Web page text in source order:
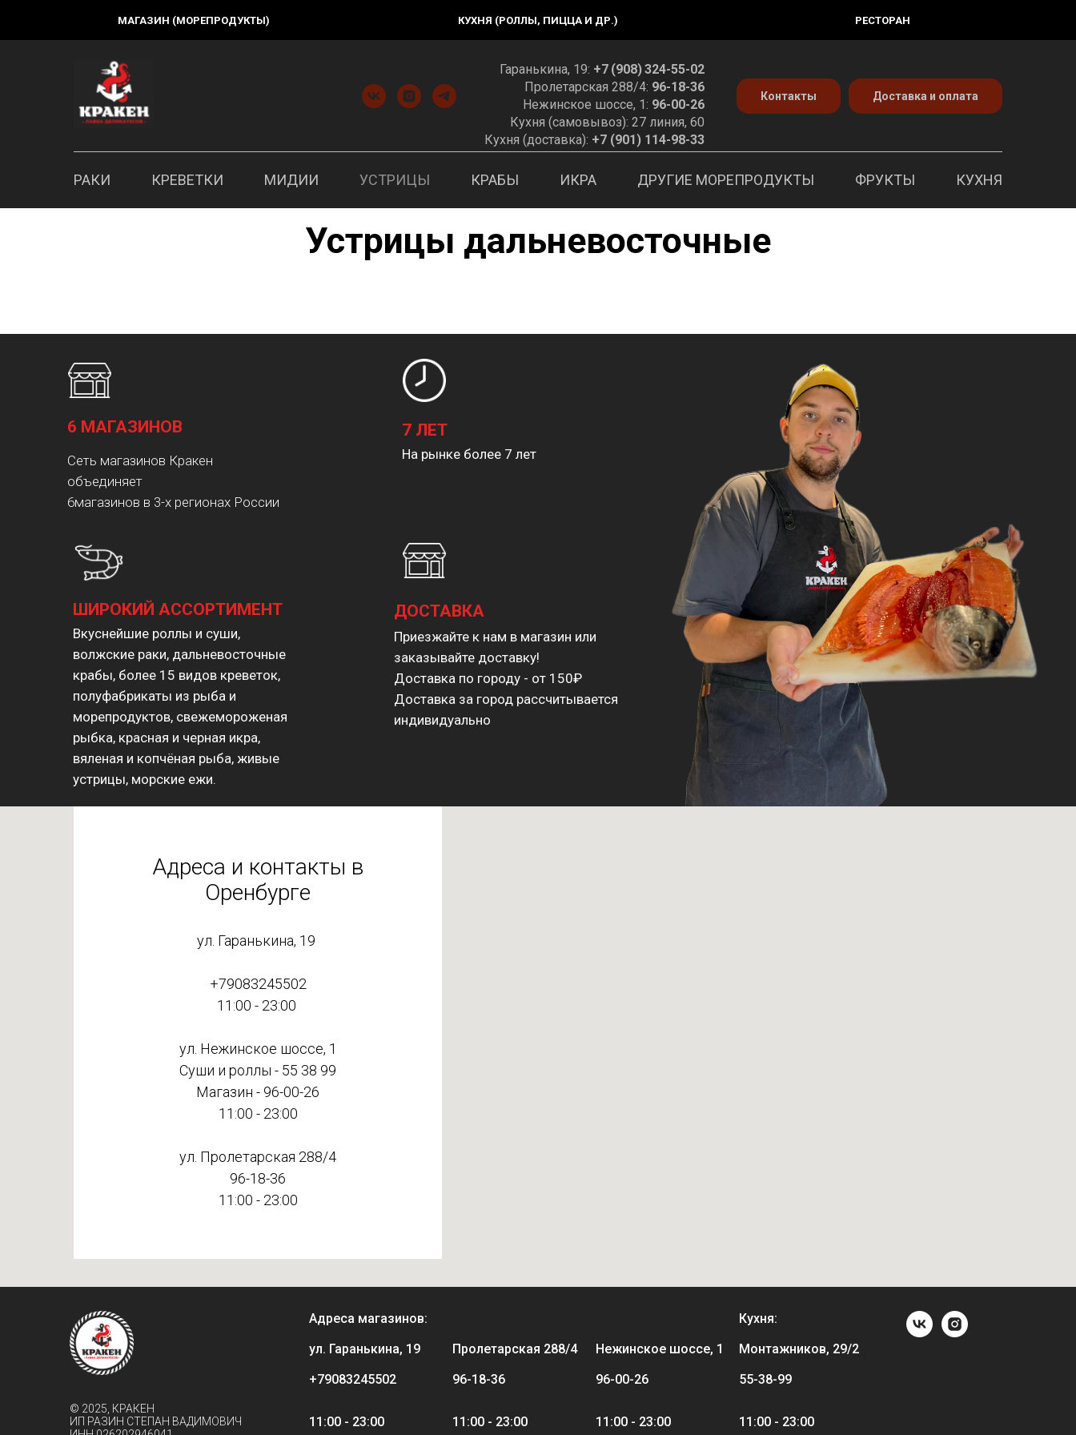
МАГАЗИН (МОРЕПРОДУКТЫ) КУХНЯ (РОЛЛЫ, ПИЦЦА И ДР.) РЕСТОРАН
Гаранькина, 19: +7 (908) 324-55-02
Пролетарская 288/4: 96-18-36
Нежинское шоссе, 1: 96-00-26
Кухня (самовывоз): 27 линия, 60
Кухня (доставка): +7 (901) 114-98-33
Контакты Доставка и оплата
РАКИ КРЕВЕТКИ МИДИИ УСТРИЦЫ КРАБЫ ИКРА ДРУГИЕ МОРЕПРОДУКТЫ ФРУКТЫ КУХНЯ
Устрицы дальневосточные
На рынке более 7 лет
Сеть магазинов Кракен
объединяет
6магазинов в 3-х регионах России
Вкуснейшие роллы и суши,
волжские раки, дальневосточные
крабы, более 15 видов креветок,
полуфабрикаты из рыба и
морепродуктов, свежемороженая
рыбка, красная и черная икра,
вяленая и копчёная рыба, живые
устрицы, морские ежи.
Приезжайте к нам в магазин или
заказывайте доставку!
Доставка по городу - от 150₽
Доставка за город рассчитывается
индивидуально
6 МАГАЗИНОВ
ШИРОКИЙ АССОРТИМЕНТ ДОСТАВКА
7 ЛЕТ
Адреса и контакты в
Оренбурге
ул. Гаранькина, 19
+79083245502
11:00 - 23:00
ул. Нежинское шоссе, 1
Суши и роллы - 55 38 99
Магазин - 96-00-26
11:00 - 23:00
ул. Пролетарская 288/4
96-18-36
11:00 - 23:00
© 2025, КРАКЕН
ИП РАЗИН СТЕПАН ВАДИМОВИЧ
Адреса магазинов:
ул. Гаранькина, 19
+79083245502
11:00 - 23:00
Пролетарская 288/4
96-18-36
11:00 - 23:00
Нежинское шоссе, 1
96-00-26
11:00 - 23:00
Кухня:
Монтажников, 29/2
55-38-99
11:00 - 23:00